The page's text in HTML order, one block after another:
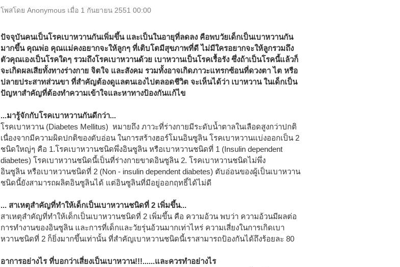
โพสโดย Anonymous เมื่อ 1 กันยายน 2551 00:00
ปัจจุบันคนเป็นโรคเบาหวานกันเพิ่มขึ้น และเป็นในอายุที่ลดลง คือพบวัยเด็กเป็นเบาหวานกัน
มากขึ้น คุณพ่อ คุณแม่คงอยากจะให้ลูกๆ ที่เติบโตมีสุขภาพที่ดี ไม่มีใครอยากจะให้ลูกรวมถึง
ตัวคุณเองเป็นโรคใดๆ รวมถึงโรคเบาหวานด้วย เบาหวานเป็นโรคเรื้อรัง ซึ่งถ้าเป็นโรคนี้แล้วก็
จะเกิดผลเสียทั้งทางร่างกาย จิตใจ และสังคม รวมทั้งอาจเกิดภาวะแทรกซ้อนที่ดวงตา ไต หรือ
ปลายประสาทส่วนขา ที่สำคัญต้องดูแลตนเองไปตลอดชีวิต จะเห็นได้ว่า เบาหวาน ในเด็กเป็น
ปัญหาสำคัญที่ต้องทำความเข้าใจและหาทางป้องกันแก้ไข
...มารู้จักกับโรคเบาหวานกันดีกว่า...
โรคเบาหวาน (Diabetes Mellitus) หมายถึง ภาวะที่ร่างกายมีระดับน้ำตาลในเลือดสูงกว่าปกติ
เนื่องจากมีความผิดปกติของตับอ่อน ในการสร้างฮอร์โมนอินซูลิน โรคเบาหวานแบ่งออกเป็น 2
ชนิดใหญ่ๆ คือ 1.โรคเบาหวานชนิดพึ่งอินซูลิน หรือเบาหวานชนิดที่ 1 (Insulin dependent
diabetes) โรคเบาหวานชนิดนี้เป็นที่ร่างกายขาดอินซูลิน 2. โรคเบาหวานชนิดไม่พึ่ง
อินซูลิน หรือเบาหวานชนิดที่ 2 (Non - insulin dependent diabetes) ตับอ่อนของผู้เป็นเบาหวาน
ชนิดนี้ยังสามารถผลิตอินซูลินได้ แต่อินซูลินที่มีอยู่ออกฤทธิ์ได้ไม่ดี
... สาเหตุสำคัญที่ทำให้เด็กเป็นเบาหวานชนิดที่ 2 เพิ่มขึ้น...
สาเหตุสำคัญที่ทำให้เด็กเป็นเบาหวานชนิดที่ 2 เพิ่มขึ้น คือ ความอ้วน พบว่า ความอ้วนมีผลต่อ
การทำงานของอินซูลิน และการที่เด็กและวัยรุ่นอ้วนมากเท่าไหร่ ความเสี่ยงในการเกิดเบา
หวานชนิดที่ 2 ก็ยิ่งมากขึ้นเท่านั้น ที่สำคัญเบาหวานชนิดนี้เราสามารถป้องกันได้ถึงร้อยละ 80
อาการอย่างไร ที่บอกว่าเสี่ยงเป็นเบาหวาน!!!......และควรทำอย่างไร